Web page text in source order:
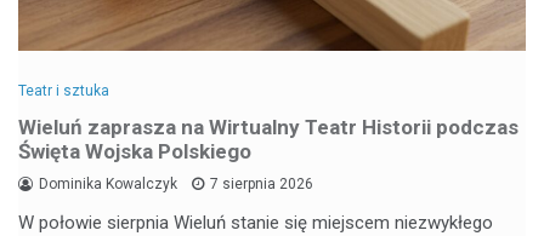
Teatr i sztuka
Wieluń zaprasza na Wirtualny Teatr Historii podczas
Święta Wojska Polskiego
Dominika Kowalczyk 7 sierpnia 2026
W połowie sierpnia Wieluń stanie się miejscem niezwykłego